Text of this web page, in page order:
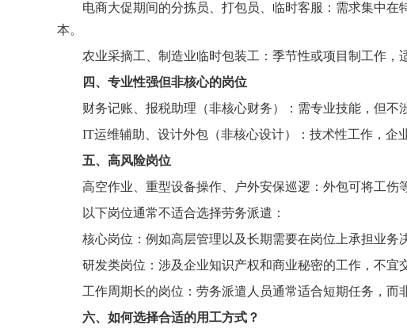
电商大促期间的分拣员、打包员、临时客服：需求集中
本。
农业采摘工、制造业临时包装工：季节性或项目制工作，
四、 专业性强但非核心的岗位
财务记账、报税助理（非核心财务）：需专业技能，但不
IT运维辅助、设计外包（非核心设计）：技术性工作，企
五、 高风险岗位
高空作业、重型设备操作、户外安保巡逻：外包可将工伤
以下岗位通常不适合选择劳务派遣：
核心岗位：例如高层管理以及长期需要在岗位上承担业务
研发类岗位：涉及企业知识产权和商业秘密的工作，不宜
工作周期长的岗位：劳务派遣人员通常适合短期任务，而
六、 如何选择合适的用工方式？